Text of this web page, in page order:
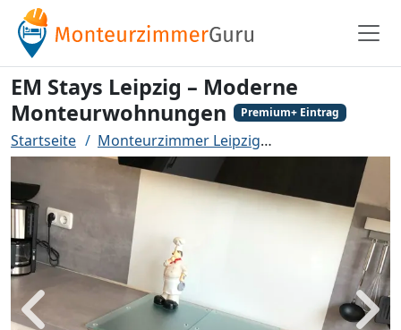
EM Stays Leipzig – Moderne
Monteurwohnungen
Premium+ Eintrag
Startseite Monteurzimmer Leipzig
Zurück